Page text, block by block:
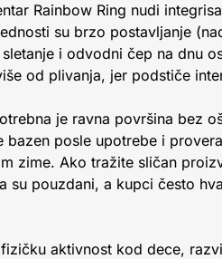
Rainbow Ring nudi
su brzo postavljanje
i odvodni čep na dnu
od plivanja, jer podstiče
je ravna površina bez
posle upotrebe i
zime. Ako tražite sličan
su pouzdani, a kupci često
aktivnost kod dece,